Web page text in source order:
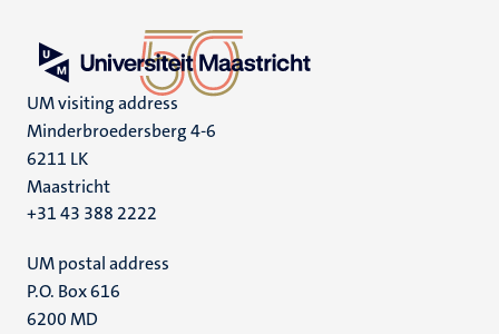
UM visiting address
Minderbroedersberg 4-6
6211 LK
Maastricht
+31 43 388 2222
UM postal address
P.O. Box 616
6200 MD